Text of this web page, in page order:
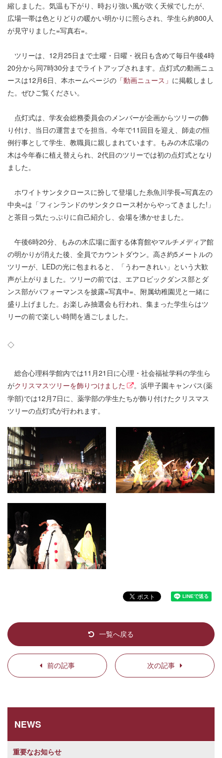
縮しました。気温も下がり、時おり強い風が吹く天候でしたが、
広場一帯は色とりどりの暖かい明かりに照らされ、学生ら約800人
が見守りました=写真右=。
ツリーは、12月25日まで土曜・日曜・祝日も含めて毎日午後4時
20分から同7時30分までライトアップされます。点灯式の動画ニュ
ースは12月6日、本ホームページの 「動画ニュース」 に掲載しまし
た。ぜひご覧ください。
点灯式は、学友会総務委員会のメンバーが企画からツリーの飾
り付け、当日の運営までを担当。今年で11回目を迎え、師走の恒
例行事として学生、教職員に親しまれています。もみの木広場の
木は今年春に植え替えられ、2代目のツリーでは初の点灯式となり
ました。
ホワイトサンタクロースに扮して登場した糸魚川学長=写真左の
中央=は「フィンランドのサンタクロース村からやってきました!」
と茶目っ気たっぷりに自己紹介し、会場を沸かせました。
午後6時20分、もみの木広場に面する体育館やマルチメディア館
の明かりが消えた後、全員でカウントダウン。高さ約5メートルの
ツリーが、LEDの光に包まれると、「うわーきれい」という大歓
声が上がりました。ツリーの前では、エアロビックダンス部とダ
ンス部がパフォーマンスを披露=写真中=、附属幼稚園児と一緒に
盛り上げました。お楽しみ抽選会も行われ、集まった学生らはツ
リーの前で楽しい時間を過ごしました。
◇
総合心理科学館内では11月21日に心理・社会福祉学科の学生ら
がクリスマスツリーを飾りつけました
。浜甲子園キャンパス(薬
学部)では12月7日に、薬学部の学生たちが飾り付けたクリスマス
ツリーの点灯式が行われます。
前の記事
一覧へ戻る
次の記事
NEWS
重要なお知らせ